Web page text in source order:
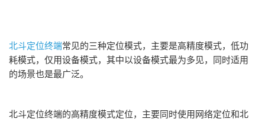
北斗定位终端常见的三种定位模式，主要是高精度模式，低功
耗模式，仅用设备模式，其中以设备模式最为多见，同时适用
的场景也是最广泛。
北斗定位终端的高精度模式定位，主要同时使用网络定位和北